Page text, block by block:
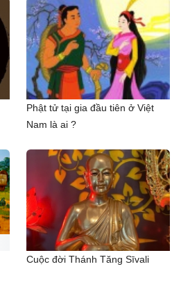
Phật tử tại gia đầu tiên ở Việt
Nam là ai ?
Cuộc đời Thánh Tăng Sīvali